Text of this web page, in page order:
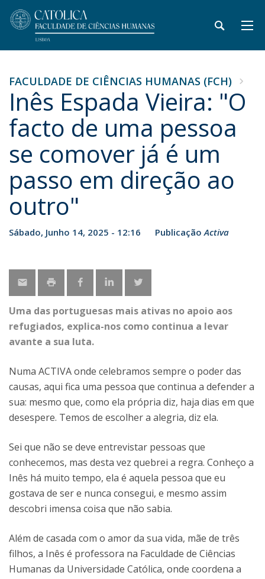
FACULDADE DE CIÊNCIAS HUMANAS (FCH)
Inês Espada Vieira: "O
facto de uma pessoa
se comover já é um
passo em direção ao
outro"
Sábado, Junho 14, 2025 - 12:16 Publicação Activa
Uma das portuguesas mais ativas no apoio aos
refugiados, explica-nos como continua a levar
avante a sua luta.
Numa ACTIVA onde celebramos sempre o poder das
causas, aqui fica uma pessoa que continua a defender a
sua: mesmo que, como ela própria diz, haja dias em que
desespere. Temos de escolher a alegria, diz ela.
Sei que não se deve entrevistar pessoas que
conhecemos, mas desta vez quebrei a regra. Conheço a
Inês há muito tempo, ela é aquela pessoa que eu
gostava de ser e nunca consegui, e mesmo assim
descobri imensa coisa que não sabia.
Além de casada com o amor da sua vida, mãe de três
filhos, a Inês é professora na Faculdade de Ciências
Humanas da Universidade Católica, onde coordena a